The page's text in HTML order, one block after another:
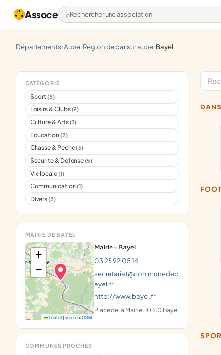
Assoce Rechercher une association
départements/ aube/ région de bar sur aube/ bayel
CATÉGORIE
Sport(8)
Loisirs & Clubs(9)
Culture & Arts(7)
Education(2)
Chasse & Peche(3)
Securite & Defense(5)
Vie locale(1)
Communication(1)
Divers(2)
MAIRIE DE BAYEL
+
−
Leaflet|assocexOSM
Mairie - Bayel
03 25 92 05 14
secretariat@communedeb
ayel.fr
http://www.bayel.fr
Place de la Mairie, 10310 Bayel
COMMUNES PROCHES